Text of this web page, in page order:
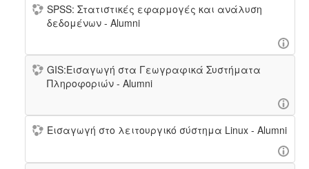
SPSS: Στατιστικές εφαρμογές και ανάλυση
δεδομένων - Alumni
GIS:Εισαγωγή στα Γεωγραφικά Συστήματα
Πληροφοριών - Alumni
Εισαγωγή στο λειτουργικό σύστημα Linux - Alumni